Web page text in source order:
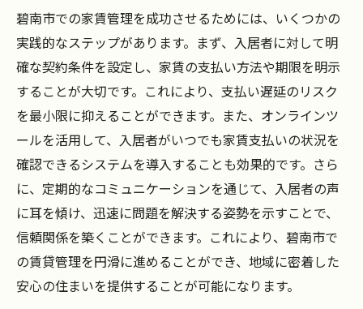
碧南市での家賃管理を成功させるためには、いくつかの
実践的なステップがあります。まず、入居者に対して明
確な契約条件を設定し、家賃の支払い方法や期限を明示
することが大切です。これにより、支払い遅延のリスク
を最小限に抑えることができます。また、オンラインツ
ールを活用して、入居者がいつでも家賃支払いの状況を
確認できるシステムを導入することも効果的です。さら
に、定期的なコミュニケーションを通じて、入居者の声
に耳を傾け、迅速に問題を解決する姿勢を示すことで、
信頼関係を築くことができます。これにより、碧南市で
の賃貸管理を円滑に進めることができ、地域に密着した
安心の住まいを提供することが可能になります。